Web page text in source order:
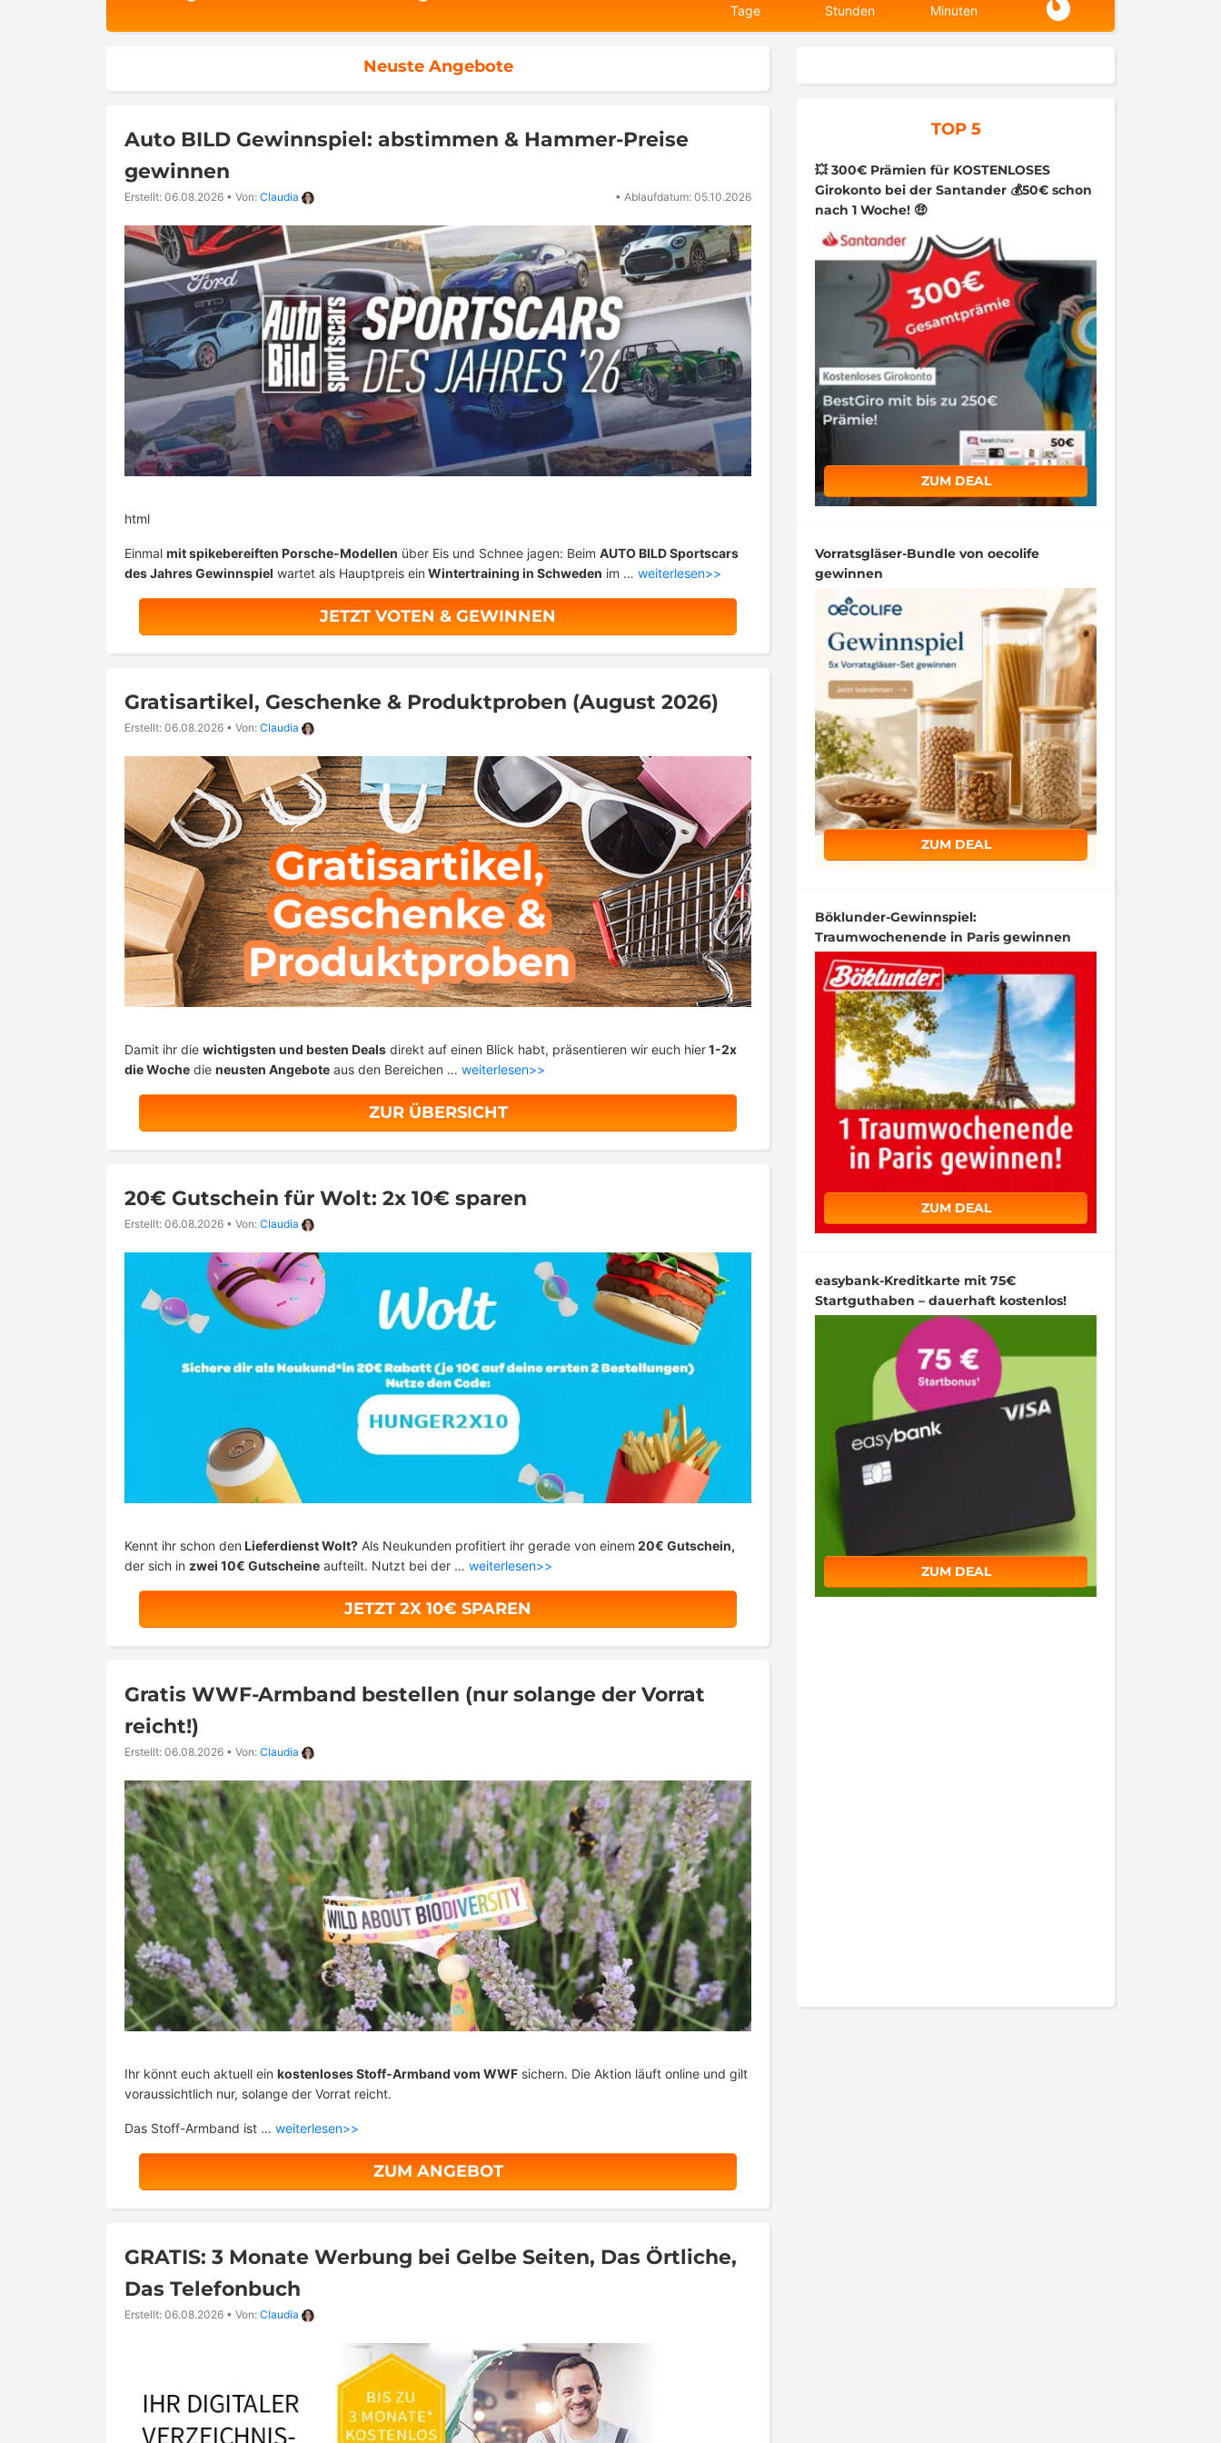
Tage Stunden Minuten
Neuste Angebote
Auto BILD Gewinnspiel: abstimmen & Hammer-Preise
gewinnen
Erstellt: 06.08.2026 • Von: Claudia • Ablaufdatum: 05.10.2026
html
Einmal mit spikebereiften Porsche-Modellen über Eis und Schnee jagen: Beim AUTO BILD Sportscars
des Jahres Gewinnspiel wartet als Hauptpreis ein Wintertraining in Schweden im … weiterlesen>>
JETZT VOTEN & GEWINNEN
Gratisartikel, Geschenke & Produktproben (August 2026)
Erstellt: 06.08.2026 • Von: Claudia
Damit ihr die wichtigsten und besten Deals direkt auf einen Blick habt, präsentieren wir euch hier1-2x
die Woche die neusten Angebote aus den Bereichen … weiterlesen>>
ZUR ÜBERSICHT
20€ Gutschein für Wolt: 2x 10€ sparen
Erstellt: 06.08.2026 • Von: Claudia
Kennt ihr schon den Lieferdienst Wolt? Als Neukunden profitiert ihr gerade von einem 20€ Gutschein,
der sich in zwei 10€ Gutscheine aufteilt. Nutzt bei der … weiterlesen>>
JETZT 2X 10€ SPAREN
Gratis WWF-Armband bestellen (nur solange der Vorrat
reicht!)
Erstellt: 06.08.2026 • Von: Claudia
Ihr könnt euch aktuell ein kostenloses Stoff-Armband vom WWF sichern. Die Aktion läuft online und gilt
voraussichtlich nur, solange der Vorrat reicht.
Das Stoff-Armband ist … weiterlesen>>
ZUM ANGEBOT
GRATIS: 3 Monate Werbung bei Gelbe Seiten, Das Örtliche,
Das Telefonbuch
Erstellt: 06.08.2026 • Von: Claudia
TOP 5
💥 300€ Prämien für KOSTENLOSES
Girokonto bei der Santander 💰50€ schon
nach 1 Woche! 🤑
ZUM DEAL
Vorratsgläser-Bundle von oecolife
gewinnen
ZUM DEAL
Böklunder-Gewinnspiel:
Traumwochenende in Paris gewinnen
ZUM DEAL
easybank-Kreditkarte mit 75€
Startguthaben – dauerhaft kostenlos!
ZUM DEAL